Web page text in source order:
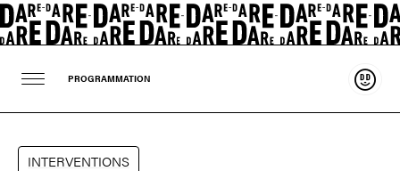
PROGRAMMATION
INTERVENTIONS